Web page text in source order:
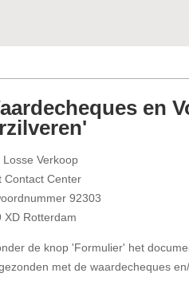
en
Losse Verkoop
Contact Center
92303
XD Rotterdam
de knop 'Formulier' het
met de waardecheques